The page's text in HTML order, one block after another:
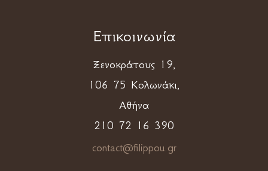
Επικοινωνία
Ξενοκράτους 19,
106 75 Κολωνάκι,
Αθήνα
210 72 16 390
contact@filippou.gr